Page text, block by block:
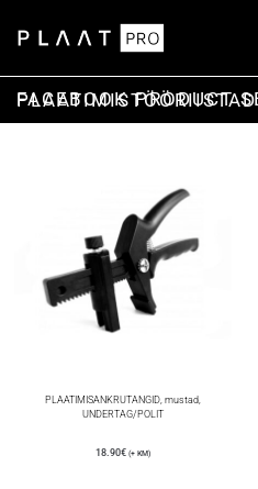
FACEBOOK PRODUCT SET: PLAATIMISTÖÖRIISTAD
PLAATIMISANKRUTANGID, mustad,
UNDERTAG/POLIT
18.90€ (+ KM)